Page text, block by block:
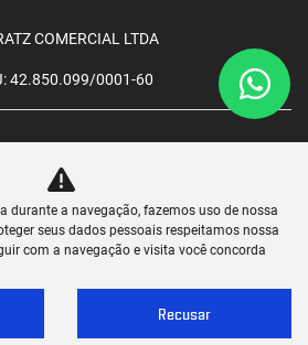
COMERCIAL LTDA
42.850.099/0001-60
o outro salva
durante a navegação, fazemos uso de nossa
seus dados pessoais respeitamos nossa
com a navegação e visita você concorda
Recusar